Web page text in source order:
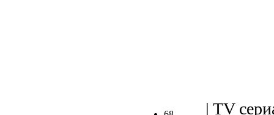
| TV